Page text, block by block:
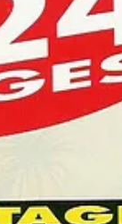
l’expression
équipes,
ayant régné sur les
d’une
obtenir la
rebondissements